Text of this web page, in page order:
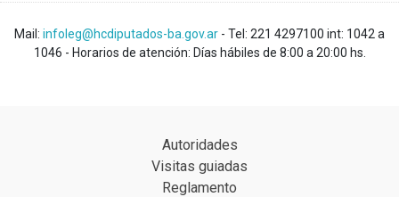
Mail: infoleg@hcdiputados-ba.gov.ar - Tel: 221 4297100 int: 1042 a
1046 - Horarios de atención: Días hábiles de 8:00 a 20:00 hs.
Autoridades
Visitas guiadas
Reglamento